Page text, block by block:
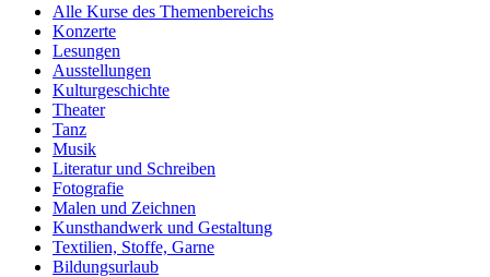
Alle Kurse des Themenbereichs
Konzerte
Lesungen
Ausstellungen
Kulturgeschichte
Theater
Tanz
Musik
Literatur und Schreiben
Fotografie
Malen und Zeichnen
Kunsthandwerk und Gestaltung
Textilien, Stoffe, Garne
Bildungsurlaub